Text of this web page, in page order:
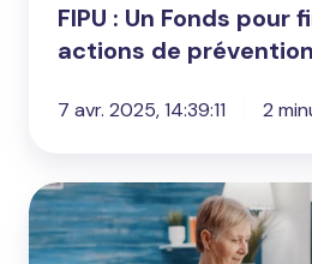
TMSFIPU : Un Fonds pour
actions de
7 avr. 2025, 14:39:11 2
Axomove
: